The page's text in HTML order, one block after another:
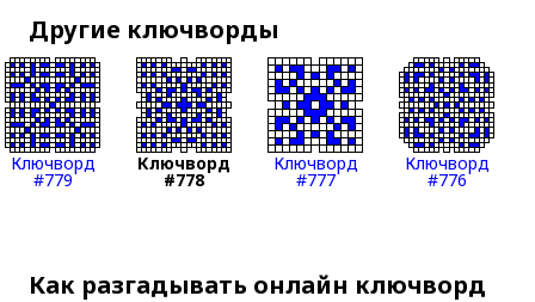
Другие ключворды
Ключворд
#779
Ключворд
#778
Ключворд
#777
Ключворд
#776
Как разгадывать онлайн ключворд